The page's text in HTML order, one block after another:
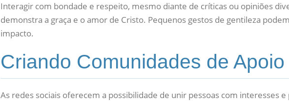
Interagir com bondade e respeito, mesmo diante de críticas ou opiniões
demonstra a graça e o amor de Cristo. Pequenos gestos de gentileza
impacto.
Criando Comunidades de Apoio
As redes sociais oferecem a possibilidade de unir pessoas com interesses